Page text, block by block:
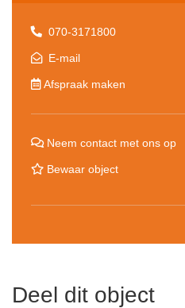
070-3171800
E-mail
Afspraak maken
Neem contact met ons op
Bewaar object
Deel dit object